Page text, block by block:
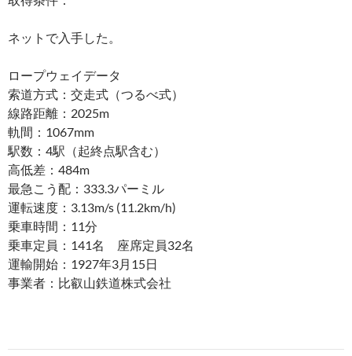
ネットで入手した。
ロープウェイデータ
索道方式：交走式（つるべ式）
線路距離：2025m
軌間：1067mm
駅数：4駅（起終点駅含む）
高低差：484m
最急こう配：333.3パーミル
運転速度：3.13m/s (11.2km/h)
乗車時間：11分
乗車定員：141名 座席定員32名
運輸開始：1927年3月15日
事業者：比叡山鉄道株式会社